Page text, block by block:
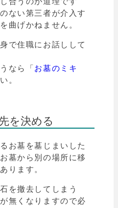
ない第三者が介入す
曲げかねません。
で住職にお話しして
なら「 お墓のミキ
。
を決める
お墓を墓じまいした
墓から別の場所に移
ります。
を撤去してしまう
無くなりますので必